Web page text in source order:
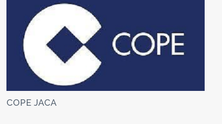
COPE JACA